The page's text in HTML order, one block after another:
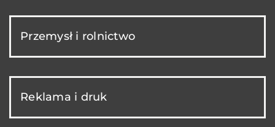
Przemysł i rolnictwo
Reklama i druk